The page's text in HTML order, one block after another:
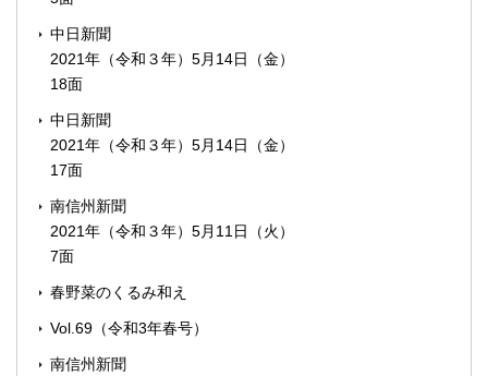
中日新聞
2021年（令和３年）5月14日（金）
18面
中日新聞
2021年（令和３年）5月14日（金）
17面
南信州新聞
2021年（令和３年）5月11日（火）
7面
春野菜のくるみ和え
Vol.69（令和3年春号）
南信州新聞